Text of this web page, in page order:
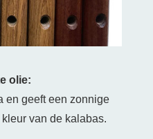
olie:
en geeft een zonnige
van de kalabas.